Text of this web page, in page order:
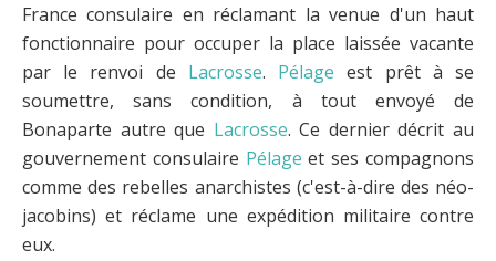
France consulaire en réclamant la venue d'un haut
fonctionnaire pour occuper la place laissée vacante
par le renvoi de Lacrosse. Pélage est prêt à se
soumettre, sans condition, à tout envoyé de
Bonaparte autre que Lacrosse. Ce dernier décrit au
gouvernement consulaire Pélage et ses compagnons
comme des rebelles anarchistes (c'est-à-dire des néo-
jacobins) et réclame une expédition militaire contre
eux.